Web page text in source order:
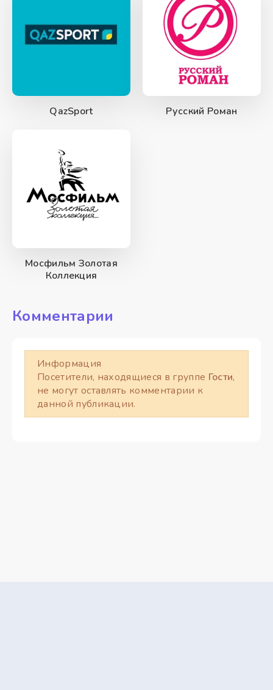
QazSport Русский Роман
Мосфильм Золотая
Коллекция
Комментарии
Информация
Посетители, находящиеся в группе Гости,
не могут оставлять комментарии к
данной публикации.